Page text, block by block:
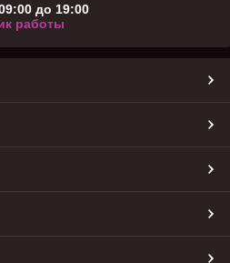
до 19:00
работы